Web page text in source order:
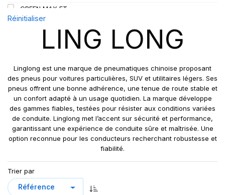
112
112/110
115
115/113
121/120
122/118
131
GREEN MAX ET
GREEN MAX HP 010
GREEN MAX HP010
GREEN MAX VAN
GRIP MASTER
KCA651
LB01
LB01N**
LL25
LL 102
LL102
Réinitialiser
LING LONG
Linglong est une marque de pneumatiques chinoise proposant
des pneus pour voitures particulières, SUV et utilitaires légers. Ses
pneus offrent une bonne adhérence, une tenue de route stable et
un confort adapté à un usage quotidien. La marque développe
des gammes fiables, testées pour résister aux conditions variées
de conduite. Linglong met l’accent sur sécurité et performance,
garantissant une expérience de conduite sûre et maîtrisée. Une
option reconnue pour les conducteurs recherchant robustesse et
fiabilité.
Trier par